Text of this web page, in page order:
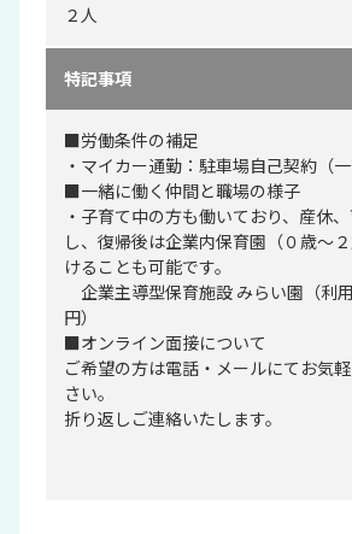
２人
特記事項
■労働条件の補足
・マイカー通勤：駐車場自己契約（一
■一緒に働く仲間と職場の様子
・子育て中の方も働いており、産休
し、復帰後は企業内保育園（０歳〜
けることも可能です。
企業主導型保育施設 みらい園（利
円）
■オンライン面接について
ご希望の方は電話・メールにてお気
さい。
折り返しご連絡いたします。